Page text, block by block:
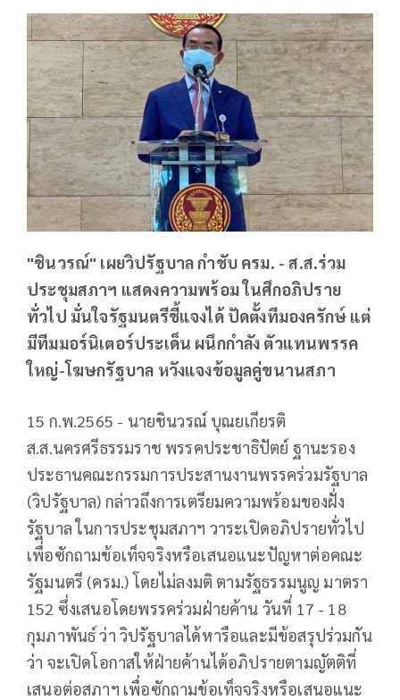
"ชินวรณ์" เผยวิปรัฐบาล กำชับ ครม. - ส.ส.ร่วม
ประชุมสภาฯ แสดงความพร้อม ในศึกอภิปราย
ทั่วไป มั่นใจรัฐมนตรีชี้แจงได้ ปัดตั้งทีมองครักษ์ แต่
มีทีมมอร์นิเตอร์ประเด็น ผนึกกำลัง ตัวแทนพรรค
ใหญ่-โฆษกรัฐบาล หวังแจงข้อมูลคู่ขนานสภา
15 ก.พ.2565 - นายชินวรณ์ บุณยเกียรติ
ส.ส.นครศรีธรรมราช พรรคประชาธิปัตย์ ฐานะรอง
ประธานคณะกรรมการประสานงานพรรคร่วมรัฐบาล
(วิปรัฐบาล) กล่าวถึงการเตรียมความพร้อมของฝั่ง
รัฐบาล ในการประชุมสภาฯ วาระเปิดอภิปรายทั่วไป
เพื่อซักถามข้อเท็จจริงหรือเสนอแนะปัญหาต่อคณะ
รัฐมนตรี (ครม.) โดยไม่ลงมติ ตามรัฐธรรมนูญ มาตรา
152 ซึ่งเสนอโดยพรรคร่วมฝ่ายค้าน วันที่ 17 - 18
กุมภาพันธ์ ว่า วิปรัฐบาลได้หารือและมีข้อสรุปร่วมกัน
ว่า จะเปิดโอกาสให้ฝ่ายค้านได้อภิปรายตามญัตติที่
เสนอต่อสภาฯ เพื่อซักถามข้อเท็จจริงหรือเสนอแนะ